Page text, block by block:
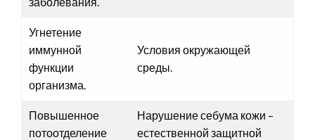
Угнетение
иммунной
функции
организма.
Условия окружающей
среды.
Повышенное
потоотделение
Нарушение себума кожи –
естественной защитной